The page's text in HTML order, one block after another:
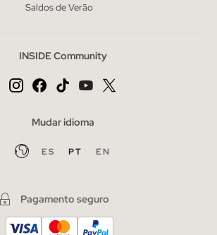
Saldos de Verão
INSIDE Community
Mudar idioma
ES PT EN
Pagamento seguro